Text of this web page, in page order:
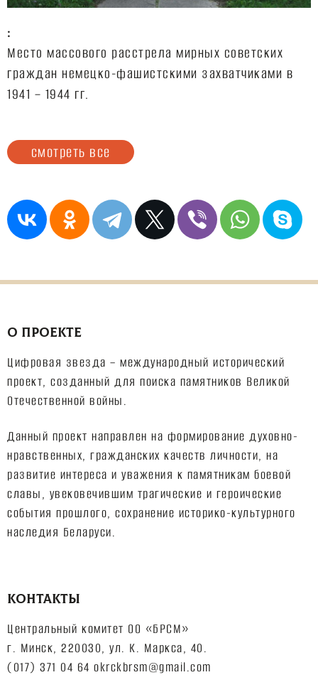
:
Место массового расстрела мирных советских
граждан немецко-фашистскими захватчиками в
1941 – 1944 гг.
смотреть все
О ПРОЕКТЕ
Цифровая звезда – международный исторический
проект, созданный для поиска памятников Великой
Отечественной войны.
Данный проект направлен на формирование духовно-
нравственных, гражданских качеств личности, на
развитие интереса и уважения к памятникам боевой
славы, увековечившим трагические и героические
события прошлого, сохранение историко-культурного
наследия Беларуси.
КОНТАКТЫ
Центральный комитет ОО «БРСМ»
г. Минск, 220030, ул. К. Маркса, 40.
(017) 371 04 64 okrckbrsm@gmail.com